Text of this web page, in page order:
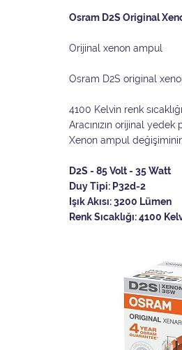
Osram D2S Original
Orijinal xenon ampul
Osram D2S original
4100 Kelvin renk
Aracınızın orijinal
Xenon ampul
D2S - 85 Volt - 35 Watt
Duy Tipi: P32d-2
Işık Akısı: 3200 Lümen
Renk Sıcaklığı: 4100